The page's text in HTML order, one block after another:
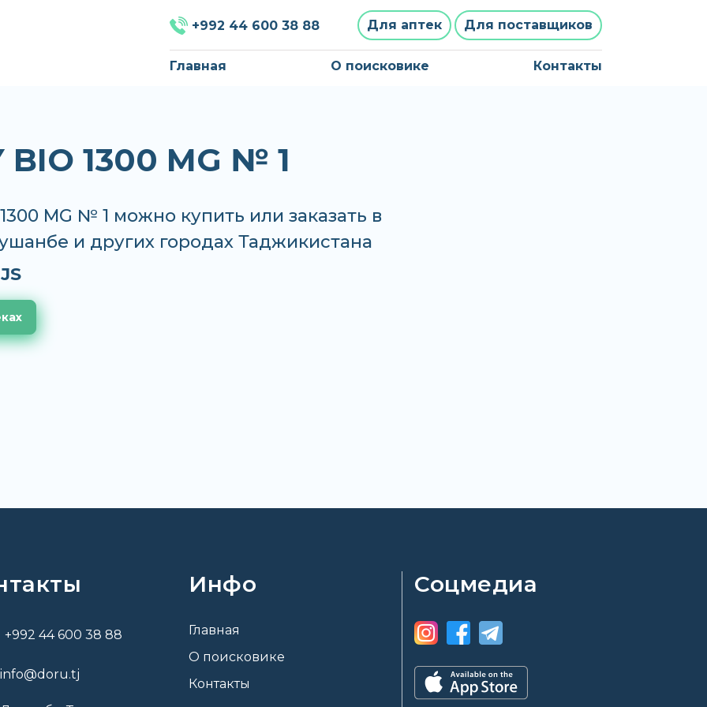
+992 44 600 38 88 Для аптек Для поставщиков
Главная О поисковике Контакты
BIO 1300 MG № 1
MG № 1 можно купить или заказать в
и других городах Таджикистана
+992 44 600 38 88
info@doru.tj
Инфо
Главная
О поисковике
Контакты
Соцмедиа